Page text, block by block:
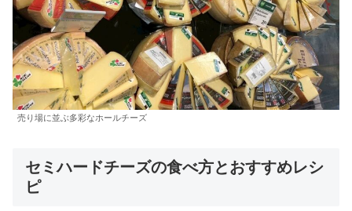
売り場に並ぶ多彩なホールチーズ
セミハードチーズの食べ方とおすすめレシ
ピ